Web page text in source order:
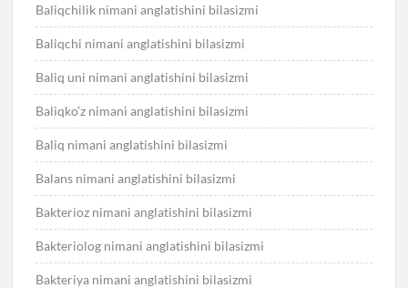
Baliqchilik nimani anglatishini bilasizmi
Baliqchi nimani anglatishini bilasizmi
Baliq uni nimani anglatishini bilasizmi
Baliqko’z nimani anglatishini bilasizmi
Baliq nimani anglatishini bilasizmi
Balans nimani anglatishini bilasizmi
Bakterioz nimani anglatishini bilasizmi
Bakteriolog nimani anglatishini bilasizmi
Bakteriya nimani anglatishini bilasizmi